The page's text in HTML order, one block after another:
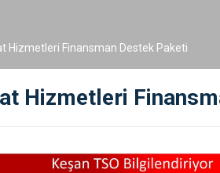
Hizmetleri Finansman Destek Paketi
Hizmetleri